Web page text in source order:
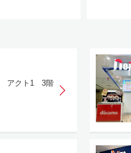
アクト1 3階